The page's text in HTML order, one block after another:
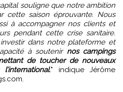
souligne que notre ambition
cette saison éprouvante. Nous
à accompagner nos clients et
pendant cette crise sanitaire.
dans notre plateforme et
à soutenir nos campings
de toucher de nouveaux
." indique Jérôme